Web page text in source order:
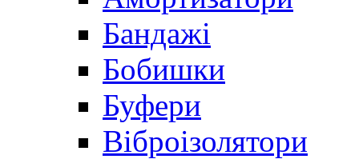
Бандажі
Бобишки
Буфери
Віброізолятори